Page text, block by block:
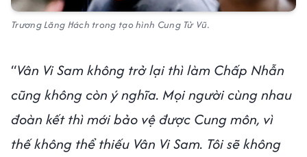
Trương Lăng Hách trong tạo hình Cung Tử Vũ.
“Vân Vi Sam không trở lại thì làm Chấp Nhẫn
cũng không còn ý nghĩa. Mọi người cùng nhau
đoàn kết thì mới bảo vệ được Cung môn, vì
thế không thể thiếu Vân Vi Sam. Tôi sẽ không